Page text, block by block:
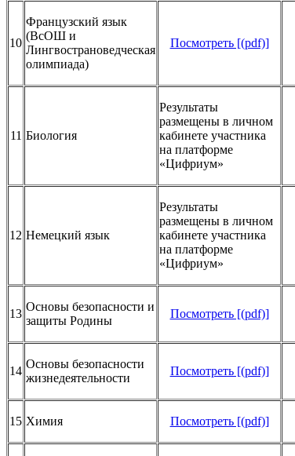
10
Французский язык
(ВсОШ и
Лингвострановедческая
олимпиада)
Посмотреть [(pdf)]
11 Биология
Результаты
размещены в личном
кабинете участника
на платформе
«Цифриум»
12 Немецкий язык
Результаты
размещены в личном
кабинете участника
на платформе
«Цифриум»
13
Основы безопасности и
защиты Родины
Посмотреть [(pdf)]
14
Основы безопасности
жизнедеятельности
Посмотреть [(pdf)]
15 Химия Посмотреть [(pdf)]